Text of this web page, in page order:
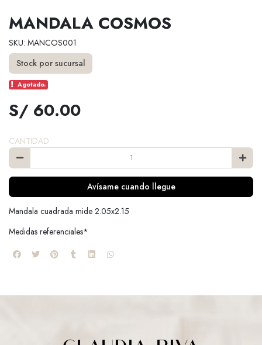
MANDALA COSMOS
SKU: MANCOS001
Stock por sucursal
Agotado.
S/ 60.00
CANTIDAD
Avísame cuando llegue
Mandala cuadrada mide 2.05x2.15
Medidas referenciales*